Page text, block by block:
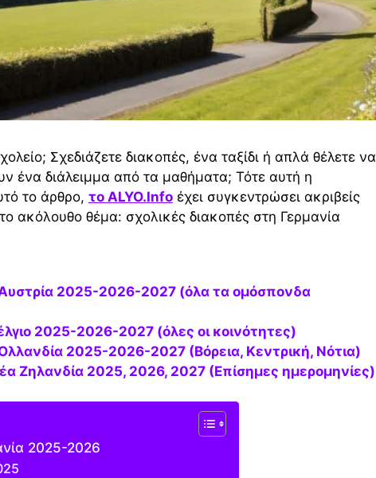
Σχεδιάζετε διακοπές, ένα ταξίδι ή απλά θέλετε να
ένα διάλειμμα από τα μαθήματα; Τότε αυτή η
το άρθρο, το ALYO.Info έχει συγκεντρώσει ακριβείς
ακόλουθο θέμα: σχολικές διακοπές στη Γερμανία
2025-2026-2027 (όλες οι κοινότητες)
Ολλανδία 2025-2026-2027 (Βόρεια, Κεντρική, Νότια)
Ζηλανδία 2025, 2026, 2027 (Επίσημες ημερομηνίες)
2025-2026